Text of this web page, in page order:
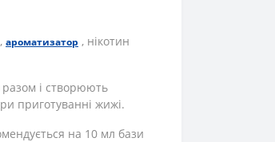
, ароматизатор , нікотин
разом і створюють
приготуванні жижі.
на 10 мл бази